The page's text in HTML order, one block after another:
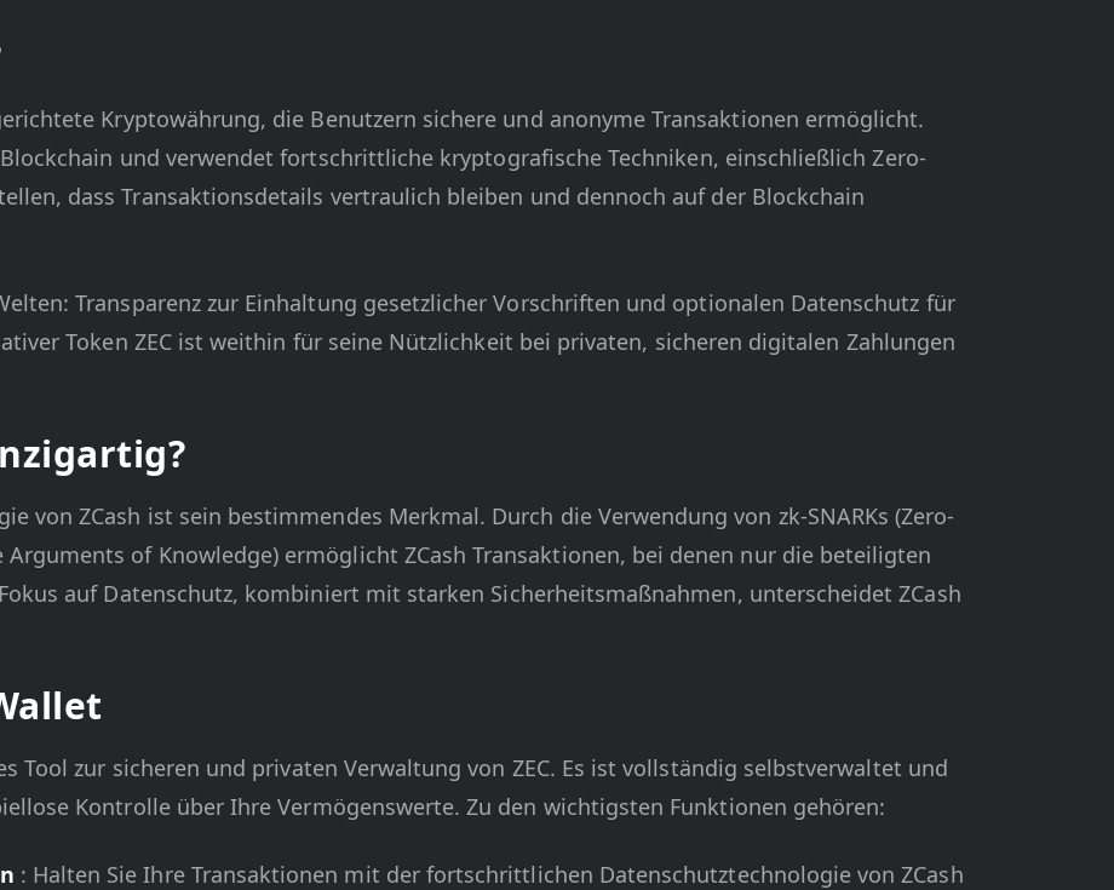
Kryptowährung, die Benutzern sichere und anonyme Transaktionen ermöglicht.
und verwendet fortschrittliche kryptografische Techniken, einschließlich Zero-
dass Transaktionsdetails vertraulich bleiben und dennoch auf der Blockchain
Transparenz zur Einhaltung gesetzlicher Vorschriften und optionalen Datenschutz für
Token ZEC ist weithin für seine Nützlichkeit bei privaten, sicheren digitalen Zahlungen
von ZCash ist sein bestimmendes Merkmal. Durch die Verwendung von zk-SNARKs (Zero-
of Knowledge) ermöglicht ZCash Transaktionen, bei denen nur die beteiligten
auf Datenschutz, kombiniert mit starken Sicherheitsmaßnahmen, unterscheidet ZCash
Tool zur sicheren und privaten Verwaltung von ZEC. Es ist vollständig selbstverwaltet und
Kontrolle über Ihre Vermögenswerte. Zu den wichtigsten Funktionen gehören:
: Halten Sie Ihre Transaktionen mit der fortschrittlichen Datenschutztechnologie von ZCash